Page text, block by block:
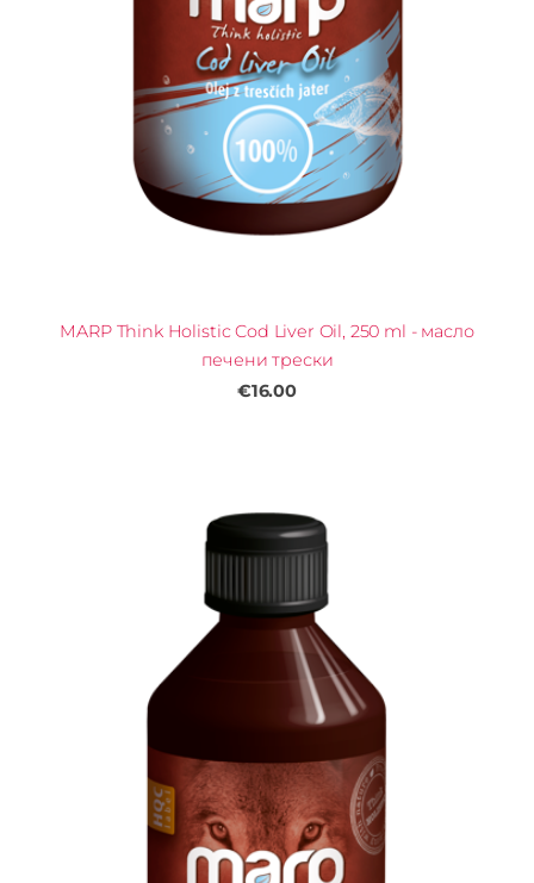
MARP Think Holistic Cod Liver Oil, 250 ml - масло
печени трески
€16.00